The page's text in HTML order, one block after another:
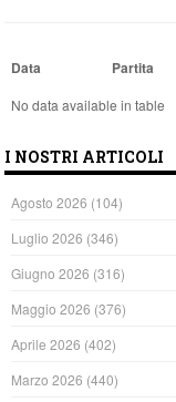
Data Partita
No data available in table
I NOSTRI ARTICOLI
Agosto 2026 (104)
Luglio 2026 (346)
Giugno 2026 (316)
Maggio 2026 (376)
Aprile 2026 (402)
Marzo 2026 (440)